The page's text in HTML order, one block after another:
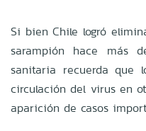
Si bien Chile logró
sarampión hace más
sanitaria recuerda que
circulación del virus en
aparición de casos